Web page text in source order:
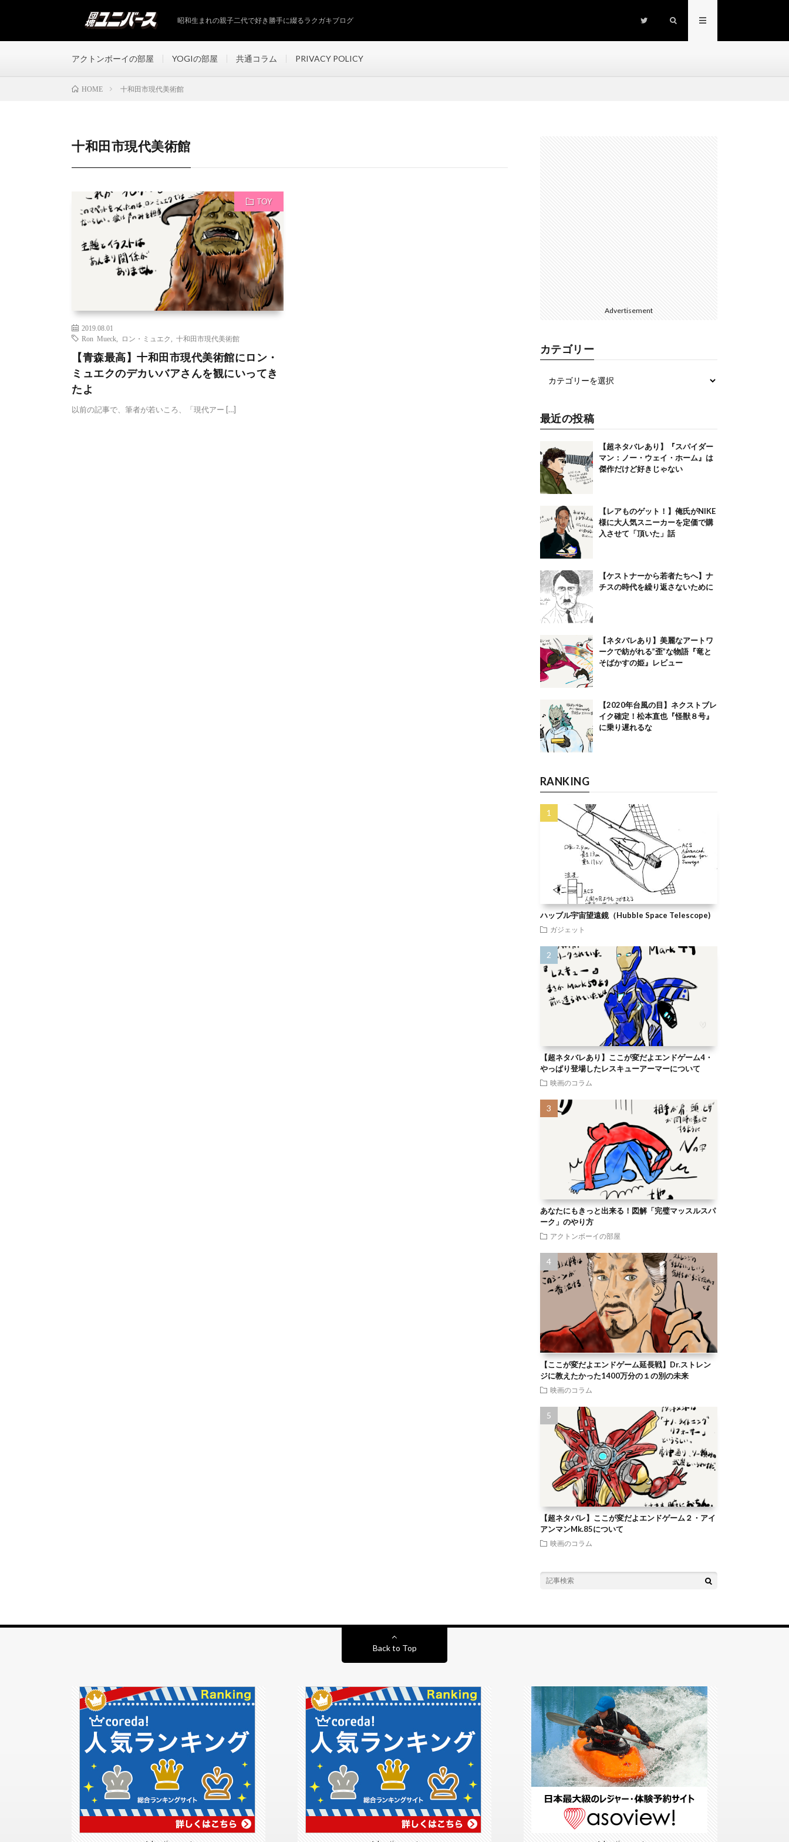
昭和生まれの親子二代で好き勝手に綴るラクガキブログ
アクトンボーイの部屋 YOGIの部屋 共通コラム PRIVACY POLICY
HOME 十和田市現代美術館
十和田市現代美術館
TOY
2019.08.01
Ron Mueck
ロン・ミュエク 十和田市現代美術館
【青森最高】十和田市現代美術館にロン・
ミュエクのデカいバアさんを観にいってき
たよ
以前の記事で、筆者が若いころ、「現代アー […]
Advertisement
カテゴリー
最近の投稿
【超ネタバレあり】『スパイダー
マン：ノー・ウェイ・ホーム』は
傑作だけど好きじゃない
【レアものゲット！】俺氏がNIKE
様に大人気スニーカーを定価で購
入させて「頂いた」話
【ケストナーから若者たちへ】ナ
チスの時代を繰り返さないために
【ネタバレあり】美麗なアートワ
ークで紡がれる”歪”な物語『竜と
そばかすの姫』レビュー
【2020年台風の目】ネクストブレ
イク確定！松本直也『怪獣８号』
に乗り遅れるな
RANKING
ハッブル宇宙望遠鏡（Hubble Space Telescope)
ガジェット
【超ネタバレあり】ここが変だよエンドゲーム4・
やっぱり登場したレスキューアーマーについて
映画のコラム
あなたにもきっと出来る！図解「完璧マッスルスパ
ーク」のやり方
アクトンボーイの部屋
【ここが変だよエンドゲーム延長戦】Dr.ストレン
ジに教えたかった1400万分の１の別の未来
映画のコラム
【超ネタバレ】ここが変だよエンドゲーム２・アイ
アンマンMk.85について
映画のコラム
Back to Top